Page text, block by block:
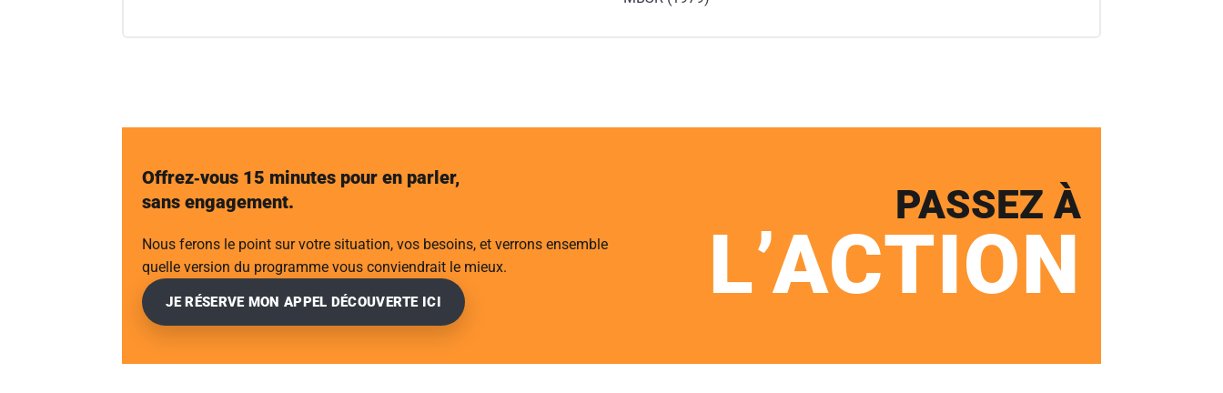
Offrez‑vous 15 minutes pour en parler,
sans engagement.
Nous ferons le point sur votre situation, vos besoins, et verrons ensemble
quelle version du programme vous conviendrait le mieux.
JE RÉSERVE MON APPEL DÉCOUVERTE ICI
PASSEZ À
L’ACTION